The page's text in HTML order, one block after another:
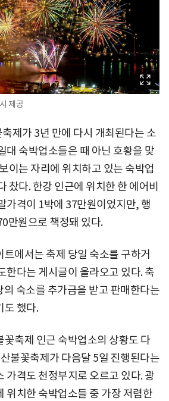
제공
제가 3년 만에 다시 개최된다는 소
대 숙박업소들은 때 아닌 호황을 맞
이는 자리에 위치하고 있는 숙박업
찼다. 한강 인근에 위치한 한 에어비
가격이 1박에 37만원이었지만, 행
만원으로 책정돼 있다.
에서는 축제 당일 숙소를 구하거
한다는 게시글이 올라오고 있다. 축
숙소를 추가금을 받고 판매한다는
도 했다.
꽃축제 인근 숙박업소의 상황도 다
불꽃축제가 다음달 5일 진행된다는
가격도 천정부지로 오르고 있다. 광
위치한 숙박업소들 중 가장 저렴한